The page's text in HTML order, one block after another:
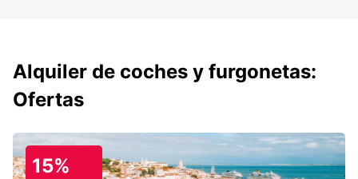
Alquiler de coches y furgonetas:
Ofertas
15%